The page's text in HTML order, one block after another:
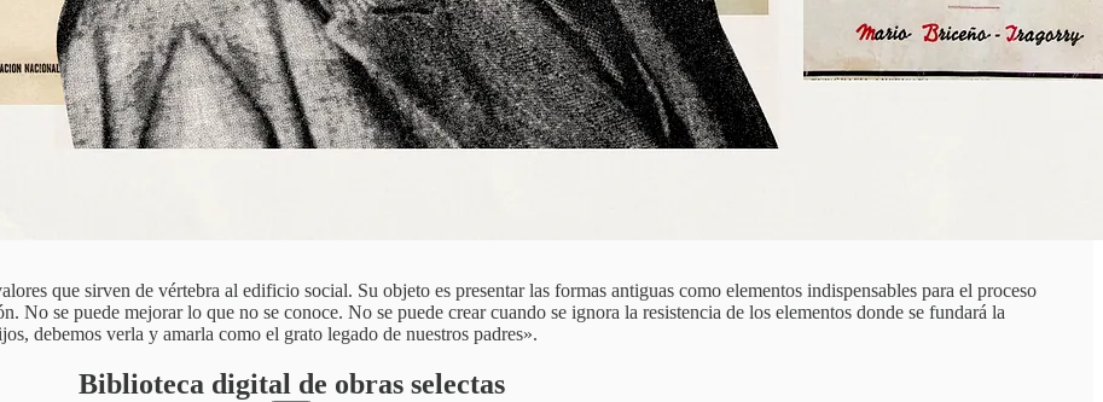
que sirven de vértebra al edificio social. Su objeto es presentar las formas antiguas como elementos indispensables para el proceso
No se puede mejorar lo que no se conoce. No se puede crear cuando se ignora la resistencia de los elementos donde se fundará la
debemos verla y amarla como el grato legado de nuestros padres».
Biblioteca digital de obras selectas